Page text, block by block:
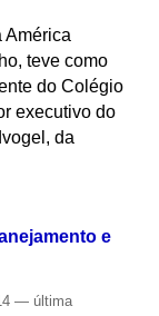
América
teve como
do Colégio
executivo do
da
e
— última